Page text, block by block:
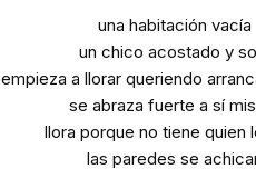
una habitación vacía
un chico acostado y
empieza a llorar queriendo
se abraza fuerte a sí
llora porque no tiene quien
las paredes se